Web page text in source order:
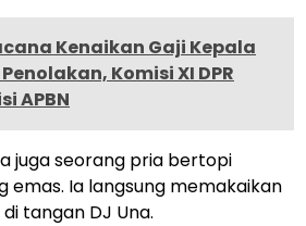
Kenaikan Gaji Kepala
Komisi XI DPR
APBN
juga seorang pria bertopi
emas. Ia langsung memakaikan
tangan DJ Una.